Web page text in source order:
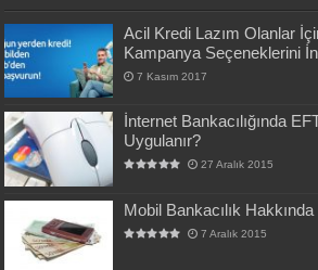
Acil Kredi Lazım Olanlar
Kampanya Seçeneklerini
7 Kasım 2017
İnternet Bankacılığında
Uygulanır?
27 Aralık 2015
Mobil Bankacılık
7 Aralık 2015